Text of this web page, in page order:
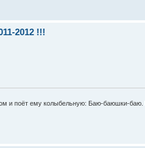
2012 !!!
и поёт ему колыбельную: Баю-баюшки-баю.